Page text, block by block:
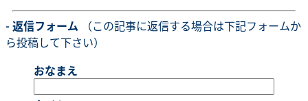
- 返信フォーム （この記事に返信する場合は下記フォームか
ら投稿して下さい）
おなまえ